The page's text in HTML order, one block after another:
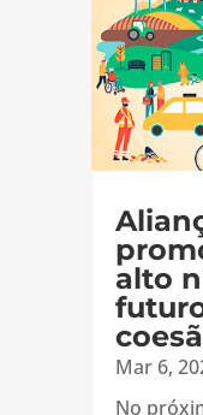
alto
Mar 6,
No